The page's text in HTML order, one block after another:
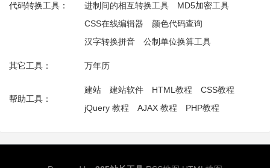
代码转换工具：
进制间的相互转换工具
MD5加密工具
CSS在线编辑器
颜色代码查询
汉字转换拼音
公制单位换算工具
其它工具： 万年历
帮助工具：
建站 建站软件 HTML教程
CSS教程
jQuery 教程
AJAX 教程 PHP教程